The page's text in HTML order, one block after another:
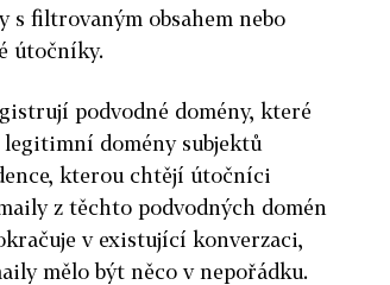
s filtrovaným obsahem nebo
útočníky.
podvodné domény, které
legitimní domény subjektů
kterou chtějí útočníci
z těchto podvodných domén
v existující konverzaci,
mělo být něco v nepořádku.